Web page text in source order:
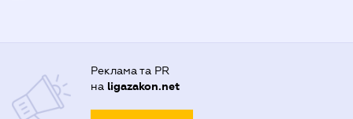
Реклама та PR
на ligazakon.net